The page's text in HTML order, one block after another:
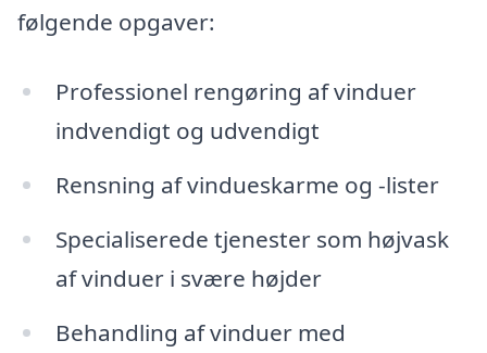
følgende opgaver:
Professionel rengøring af vinduer
indvendigt og udvendigt
Rensning af vindueskarme og -lister
Specialiserede tjenester som højvask
af vinduer i svære højder
Behandling af vinduer med